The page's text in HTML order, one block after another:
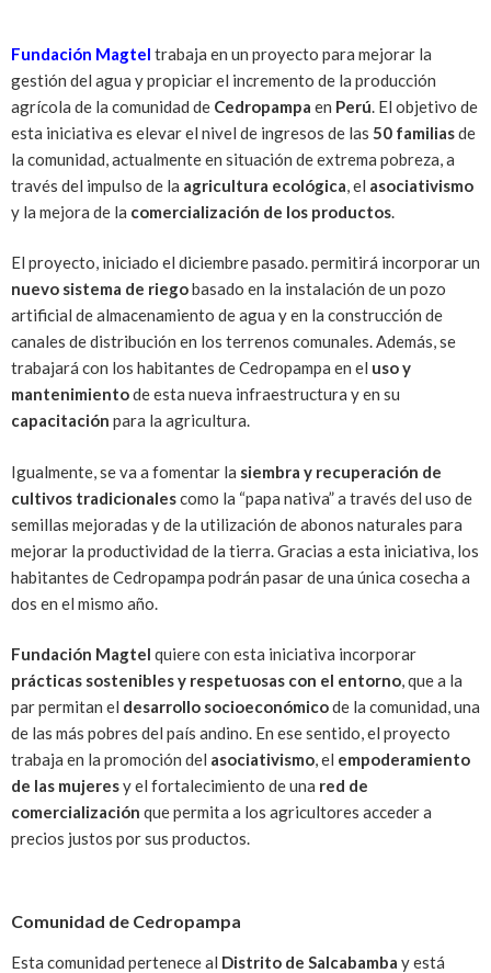
Fundación Magtel trabaja en un proyecto para mejorar la
gestión del agua y propiciar el incremento de la producción
agrícola de la comunidad de Cedropampa en Perú . El objetivo de
esta iniciativa es elevar el nivel de ingresos de las 50 familiasde
la comunidad, actualmente en situación de extrema pobreza, a
través del impulso de la agricultura ecológica , el asociativismo
y la mejora de la comercialización de los productos
El proyecto, iniciado el diciembre pasado. permitirá incorporar un
nuevo sistema de riegobasado en la instalación de un pozo
artificial de almacenamiento de agua y en la construcción de
canales de distribución en los terrenos comunales. Además, se
trabajará con los habitantes de Cedropampa en el uso y
mantenimientode esta nueva infraestructura y en su
capacitación para la agricultura.
Igualmente, se va a fomentar la siembra y recuperación de
cultivos tradicionalescomo la “papa nativa” a través del uso de
semillas mejoradas y de la utilización de abonos naturales para
mejorar la productividad de la tierra. Gracias a esta iniciativa, los
habitantes de Cedropampa podrán pasar de una única cosecha a
dos en el mismo año.
Fundación Magtel quiere con esta iniciativa incorporar
prácticas sostenibles y respetuosas con el entorno, que a la
par permitan el desarrollo socioeconómicode la comunidad, una
de las más pobres del país andino. En ese sentido, el proyecto
trabaja en la promoción del asociativismo, el empoderamiento
de las mujeresy el fortalecimiento de una red de
comercialización que permita a los agricultores acceder a
precios justos por sus productos.
Comunidad de Cedropampa
Esta comunidad pertenece al Distrito de Salcabamba y está